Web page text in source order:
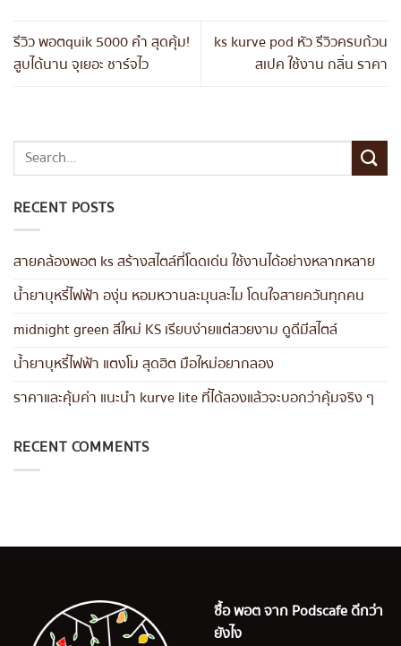
รีวิว พอตquik 5000 คำ สุดคุ้ม!
สูบได้นาน จุเยอะ ชาร์จไว
ks kurve pod หัว รีวิวครบถ้วน
สเปค ใช้งาน กลิ่น ราคา
RECENT POSTS
สายคล้องพอต ks สร้างสไตล์ที่โดดเด่น ใช้งานได้อย่างหลากหลาย
น้ำยาบุหรี่ไฟฟ้า องุ่น หอมหวานละมุนละไม โดนใจสายควันทุกคน
midnight green สีใหม่ KS เรียบง่ายแต่สวยงาม ดูดีมีสไตล์
น้ำยาบุหรี่ไฟฟ้า แตงโม สุดฮิต มือใหม่อยากลอง
ราคาและคุ้มค่า แนะนำ kurve lite ที่ได้ลองแล้วจะบอกว่าคุ้มจริง ๆ
RECENT COMMENTS
ซื้อ พอต จาก Podscafe ดีกว่า
ยังไง